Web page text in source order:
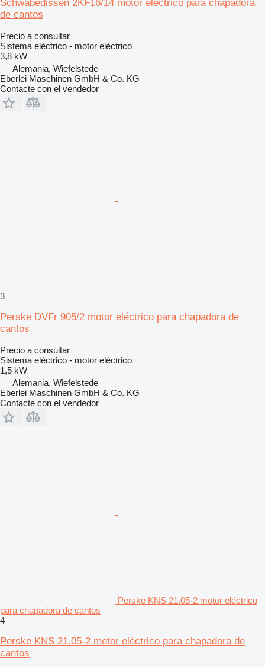
Schwabedissen 2KF16/14 motor eléctrico para chapadora
de cantos
Precio a consultar
Sistema eléctrico - motor eléctrico
3,8 kW
Alemania, Wiefelstede
Eberlei Maschinen GmbH & Co. KG
Contacte con el vendedor
3
Perske DVFr 905/2 motor eléctrico para chapadora de
cantos
Precio a consultar
Sistema eléctrico - motor eléctrico
1,5 kW
Alemania, Wiefelstede
Eberlei Maschinen GmbH & Co. KG
Contacte con el vendedor
Perske KNS 21.05-2 motor eléctrico
para chapadora de cantos
4
Perske KNS 21.05-2 motor eléctrico para chapadora de
cantos